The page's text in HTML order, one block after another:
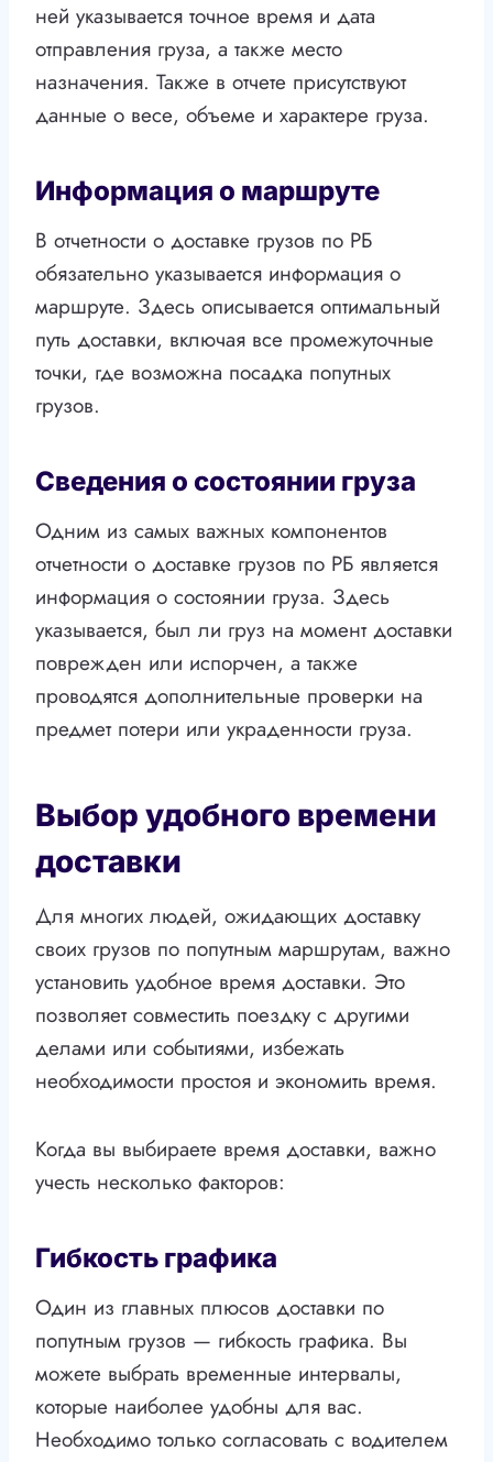
ней указывается точное время и дата
отправления груза, а также место
назначения. Также в отчете присутствуют
данные о весе, объеме и характере груза.
Информация о маршруте
В отчетности о доставке грузов по РБ
обязательно указывается информация о
маршруте. Здесь описывается оптимальный
путь доставки, включая все промежуточные
точки, где возможна посадка попутных
грузов.
Сведения о состоянии груза
Одним из самых важных компонентов
отчетности о доставке грузов по РБ является
информация о состоянии груза. Здесь
указывается, был ли груз на момент доставки
поврежден или испорчен, а также
проводятся дополнительные проверки на
предмет потери или украденности груза.
Выбор удобного времени
доставки
Для многих людей, ожидающих доставку
своих грузов по попутным маршрутам, важно
установить удобное время доставки. Это
позволяет совместить поездку с другими
делами или событиями, избежать
необходимости простоя и экономить время.
Когда вы выбираете время доставки, важно
учесть несколько факторов:
Гибкость графика
Один из главных плюсов доставки по
попутным грузов — гибкость графика. Вы
можете выбрать временные интервалы,
которые наиболее удобны для вас.
Необходимо только согласовать с водителем